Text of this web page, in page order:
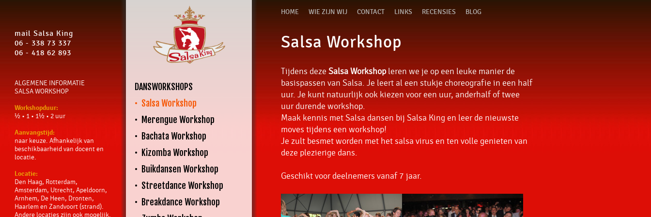
mail Salsa King
06 - 338 73 337
06 - 418 62 893
ALGEMENE INFORMATIE
SALSA WORKSHOP
Workshopduur:
½ • 1 • 1½ • 2 uur
Aanvangstijd:
naar keuze. Afhankelijk van
beschikbaarheid van docent en
locatie.
Locatie:
Den Haag, Rotterdam,
Amsterdam, Utrecht, Apeldoorn,
Arnhem, De Heen, Dronten,
Haarlem en Zandvoort (strand).
Andere locaties zijn ook mogelijk.
DANSWORKSHOPS
• Salsa Workshop
• Merengue Workshop
• Bachata Workshop
• Kizomba Workshop
• Buikdansen Workshop
• Streetdance Workshop
• Breakdance Workshop
HOME WIE ZIJN WIJ CONTACT LINKS RECENSIES BLOG
Salsa Workshop
Tijdens deze Salsa Workshopleren we je op een leuke manier de
basispassen van Salsa. Je leert al een stukje choreografie in een half
uur. Je kunt natuurlijk ook kiezen voor een uur, anderhalf of twee
uur durende workshop.
Maak kennis met Salsa dansen bij Salsa King en leer de nieuwste
moves tijdens een workshop!
Je zult besmet worden met het salsa virus en ten volle genieten van
deze plezierige dans.
Geschikt voor deelnemers vanaf 7 jaar.